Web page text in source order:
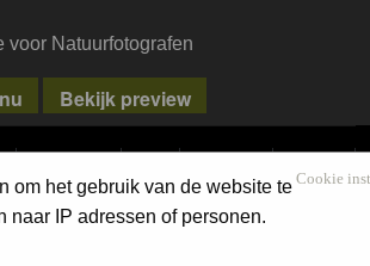
voor Natuurfotografen
CONTACT FAQ SEARCH LOG IN
Cookie
om het gebruik van de website te
IP adressen of personen.